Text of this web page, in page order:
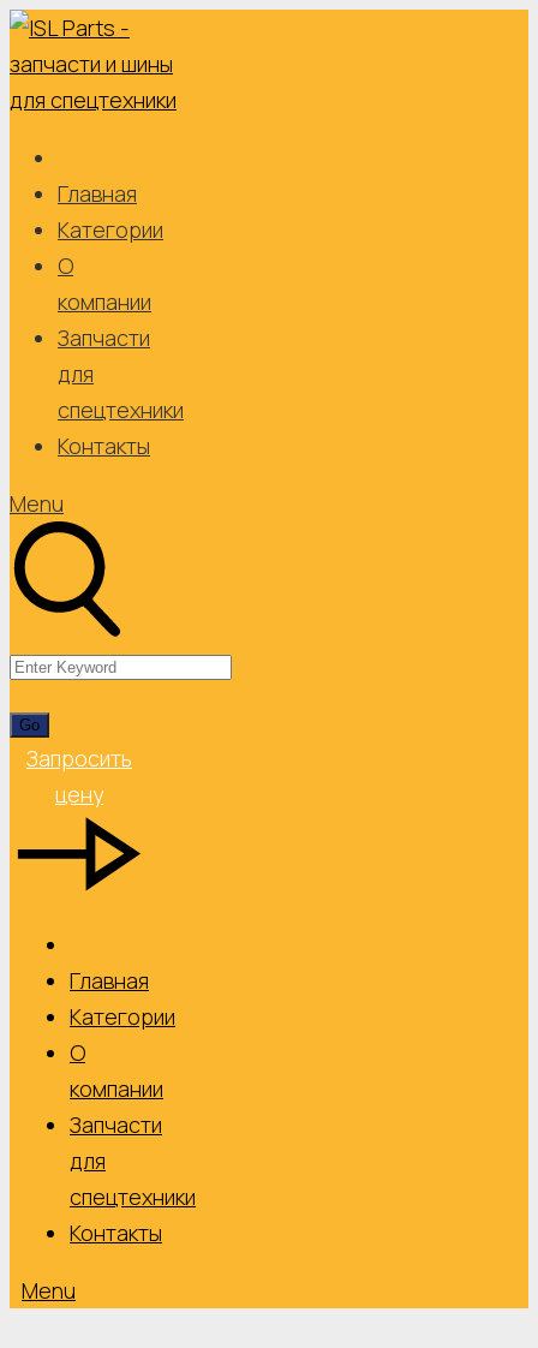
Skip
to
content
Главная
Категории
О
компании
Запчасти
для
спецтехники
Контакты
Menu
Запросить
цену
Главная
Категории
О
компании
Запчасти
для
спецтехники
Контакты
Menu